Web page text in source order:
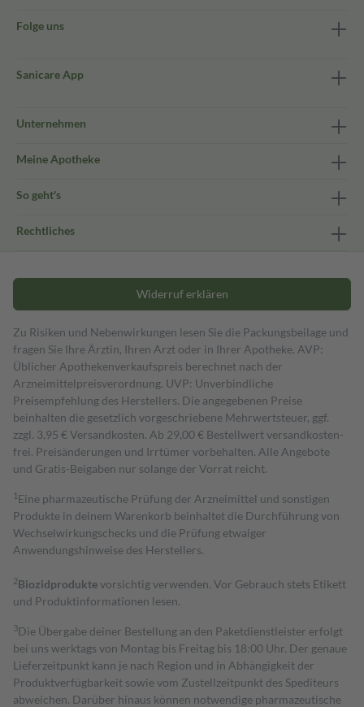
Folge uns
Sanicare App
Unternehmen
Meine Apotheke
So geht's
Rechtliches
Widerruf erklären
Zu Risiken und Nebenwirkungen lesen Sie die Packungsbeilage und
fragen Sie Ihre Ärztin, Ihren Arzt oder in Ihrer Apotheke. AVP:
Üblicher Apothekenverkaufspreis berechnet nach der
Arzneimittelpreisverordnung. UVP: Unverbindliche
Preisempfehlung des Herstellers. Die angegebenen Preise
beinhalten die gesetzlich vorgeschriebene Mehrwertsteuer, ggf.
zzgl. 3,95 € Versandkosten. Ab 29,00 € Bestell­wert versand­kosten­
frei. Preisänderungen und Irrtümer vorbehalten. Alle Angebote
und Gratis-Beigaben nur solange der Vorrat reicht.
1 Eine pharmazeutische Prüfung der Arzneimittel und sonstigen
Produkte in deinem Warenkorb beinhaltet die Durchführung von
Wechselwirkungschecks und die Prüfung etwaiger
Anwendungshinweise des Herstellers.
2Biozidproduktevorsichtig verwenden. Vor Gebrauch stets Etikett
und Produktinformationen lesen.
3Die Übergabe deiner Bestellung an den Paketdienstleister erfolgt
bei uns werktags von Montag bis Freitag bis 18:00 Uhr. Der genaue
Lieferzeitpunkt kann je nach Region und in Abhängigkeit der
Produktverfügbarkeit sowie vom Zustellzeitpunkt des Spediteurs
abweichen. Darüber hinaus können notwendige pharmazeutische